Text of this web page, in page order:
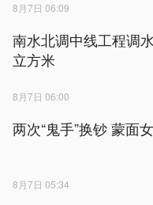
8月7日 06:09
南水北调中线工程调
立方米
8月7日 06:00
两次“鬼手”换钞 蒙面
8月7日 05:34